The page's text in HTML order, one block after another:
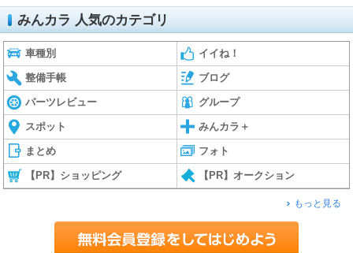
みんカラ 人気のカテゴリ
車種別 イイね！
整備手帳 ブログ
パーツレビュー グループ
スポット みんカラ＋
まとめ フォト
【PR】ショッピング 【PR】オークション
もっと見る